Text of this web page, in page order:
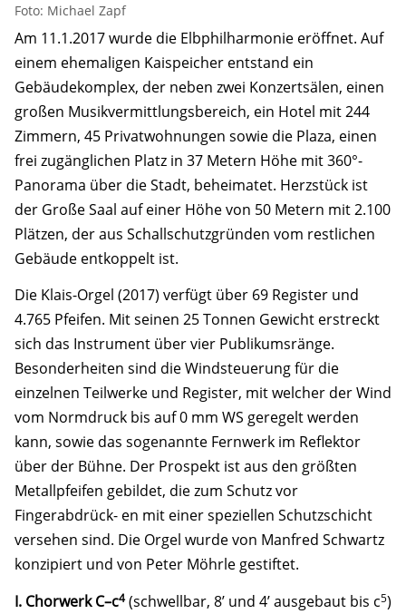
Foto: Michael Zapf
Am 11.1.2017 wurde die Elbphilharmonie eröffnet. Auf
einem ehemaligen Kaispeicher entstand ein
Gebäudekomplex, der neben zwei Konzertsälen, einen
großen Musikvermittlungsbereich, ein Hotel mit 244
Zimmern, 45 Privatwohnungen sowie die Plaza, einen
frei zugänglichen Platz in 37 Metern Höhe mit 360°-
Panorama über die Stadt, beheimatet. Herzstück ist
der Große Saal auf einer Höhe von 50 Metern mit 2.100
Plätzen, der aus Schallschutzgründen vom restlichen
Gebäude entkoppelt ist.
Die Klais-Orgel (2017) verfügt über 69 Register und
4.765 Pfeifen. Mit seinen 25 Tonnen Gewicht erstreckt
sich das Instrument über vier Publikumsränge.
Besonderheiten sind die Windsteuerung für die
einzelnen Teilwerke und Register, mit welcher der Wind
vom Normdruck bis auf 0 mm WS geregelt werden
kann, sowie das sogenannte Fernwerk im Reflektor
über der Bühne. Der Prospekt ist aus den größten
Metallpfeifen gebildet, die zum Schutz vor
Fingerabdrück- en mit einer speziellen Schutzschicht
versehen sind. Die Orgel wurde von Manfred Schwartz
konzipiert und von Peter Möhrle gestiftet.
I. Chorwerk C–c4(schwellbar, 8’ und 4’ ausgebaut bis c5)